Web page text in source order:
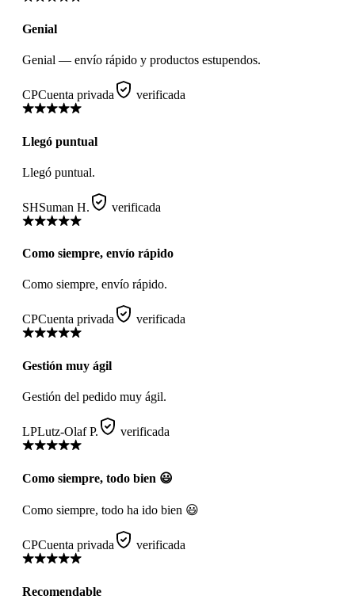
Genial
Genial — envío rápido y productos estupendos.
CPCuenta privada verificada
Llegó puntual
Llegó puntual.
SHSuman H. verificada
Como siempre, envío rápido
Como siempre, envío rápido.
CPCuenta privada verificada
Gestión muy ágil
Gestión del pedido muy ágil.
LPLutz-Olaf P. verificada
Como siempre, todo bien 😃
Como siempre, todo ha ido bien 😃
CPCuenta privada verificada
Recomendable